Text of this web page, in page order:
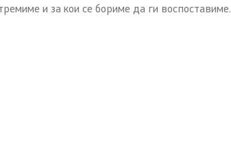
и за кои се бориме да ги воспоставиме.